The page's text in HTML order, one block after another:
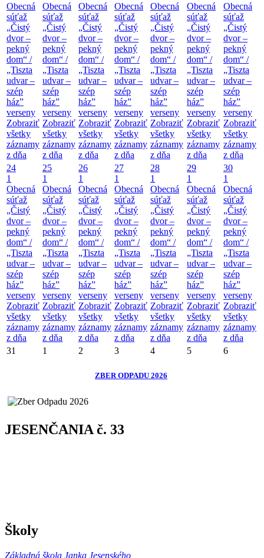
Obecná
súťaž
„Čistý
dvor –
pekný
dom“ /
„Tiszta
udvar –
szép
ház”
verseny
Zobraziť
všetky
záznamy
z dňa
Obecná
súťaž
„Čistý
dvor –
pekný
dom“ /
„Tiszta
udvar –
szép
ház”
verseny
Zobraziť
všetky
záznamy
z dňa
Obecná
súťaž
„Čistý
dvor –
pekný
dom“ /
„Tiszta
udvar –
szép
ház”
verseny
Zobraziť
všetky
záznamy
z dňa
Obecná
súťaž
„Čistý
dvor –
pekný
dom“ /
„Tiszta
udvar –
szép
ház”
verseny
Zobraziť
všetky
záznamy
z dňa
Obecná
súťaž
„Čistý
dvor –
pekný
dom“ /
„Tiszta
udvar –
szép
ház”
verseny
Zobraziť
všetky
záznamy
z dňa
Obecná
súťaž
„Čistý
dvor –
pekný
dom“ /
„Tiszta
udvar –
szép
ház”
verseny
Zobraziť
všetky
záznamy
z dňa
Obecná
súťaž
„Čistý
dvor –
pekný
dom“ /
„Tiszta
udvar –
szép
ház”
verseny
Zobraziť
všetky
záznamy
z dňa
24
1
Obecná
súťaž
„Čistý
dvor –
pekný
dom“ /
„Tiszta
udvar –
szép
ház”
verseny
Zobraziť
všetky
záznamy
z dňa
25
1
Obecná
súťaž
„Čistý
dvor –
pekný
dom“ /
„Tiszta
udvar –
szép
ház”
verseny
Zobraziť
všetky
záznamy
z dňa
26
1
Obecná
súťaž
„Čistý
dvor –
pekný
dom“ /
„Tiszta
udvar –
szép
ház”
verseny
Zobraziť
všetky
záznamy
z dňa
27
1
Obecná
súťaž
„Čistý
dvor –
pekný
dom“ /
„Tiszta
udvar –
szép
ház”
verseny
Zobraziť
všetky
záznamy
z dňa
28
1
Obecná
súťaž
„Čistý
dvor –
pekný
dom“ /
„Tiszta
udvar –
szép
ház”
verseny
Zobraziť
všetky
záznamy
z dňa
29
1
Obecná
súťaž
„Čistý
dvor –
pekný
dom“ /
„Tiszta
udvar –
szép
ház”
verseny
Zobraziť
všetky
záznamy
z dňa
30
1
Obecná
súťaž
„Čistý
dvor –
pekný
dom“ /
„Tiszta
udvar –
szép
ház”
verseny
Zobraziť
všetky
záznamy
z dňa
31
1 2 3 4 5 6
ZBER ODPADU 2026
JESENČANIA č. 33
Školy
Základná škola Janka Jesenského